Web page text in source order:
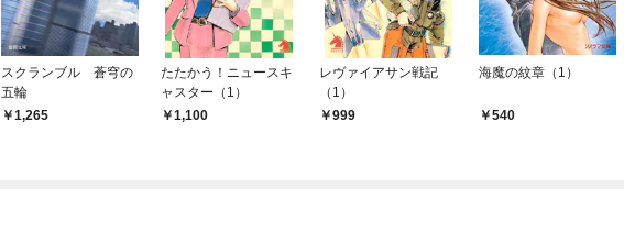
スクランブル 蒼穹の
五輪
1,265
たたかう！ニュースキ
ャスター（1）
1,100
レヴァイアサン戦記
（1）
999
海魔の紋章（1）
540